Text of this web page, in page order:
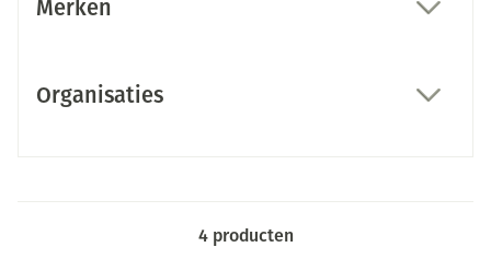
Merken
Organisaties
4producten